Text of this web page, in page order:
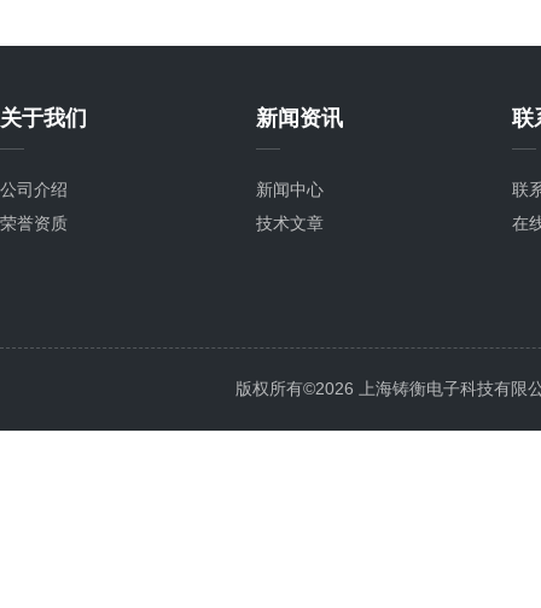
关于我们
公司介绍
荣誉资质
新闻资讯
新闻中心
技术文章
联
联
在
版权所有©2026 上海铸衡电子科技有